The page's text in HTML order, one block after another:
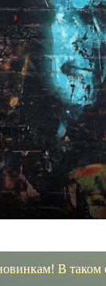
В таком